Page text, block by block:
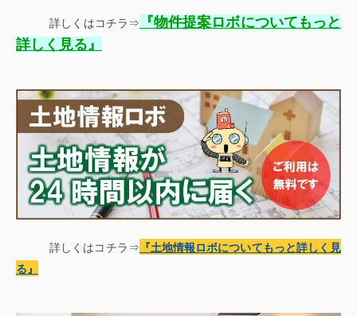
詳しくはコチラ⇒ 『物件提案ロボについてもっと
詳しく見る 』
詳しくはコチラ⇒ 『土地情報ロボについてもっと詳しく見
る 』